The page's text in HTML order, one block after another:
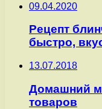
09.04.2020
Рецепт
быстро,
13.07.2018
Домашний
товаров